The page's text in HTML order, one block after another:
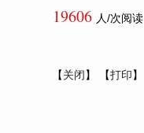
19606 人/次阅读
【关闭】 【打印】